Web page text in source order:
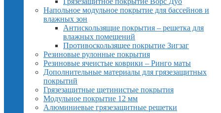
Напольное модульное покрытие для бассейнов и
влажных зон
Антискользящие покрытия – решетка для
влажных помещений
Противоскользящее покрытие Зигзаг
Резиновые рулонные покрытия
Резиновые ячеистые коврики – Ринго маты
Дополнительные материалы для грязезащитных
покрытий
Грязезащитные щетинистые покрытия
Модульное покрытие 12 мм
Алюминиевые грязезащитные решетки